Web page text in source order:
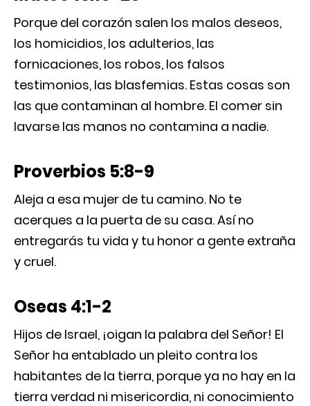
Porque del corazón salen los malos deseos,
los homicidios, los adulterios, las
fornicaciones, los robos, los falsos
testimonios, las blasfemias. Estas cosas son
las que contaminan al hombre. El comer sin
lavarse las manos no contamina a nadie.
Proverbios 5:8-9
Aleja a esa mujer de tu camino. No te
acerques a la puerta de su casa. Así no
entregarás tu vida y tu honor a gente extraña
y cruel.
Oseas 4:1-2
Hijos de Israel, ¡oigan la palabra del Señor! El
Señor ha entablado un pleito contra los
habitantes de la tierra, porque ya no hay en la
tierra verdad ni misericordia, ni conocimiento